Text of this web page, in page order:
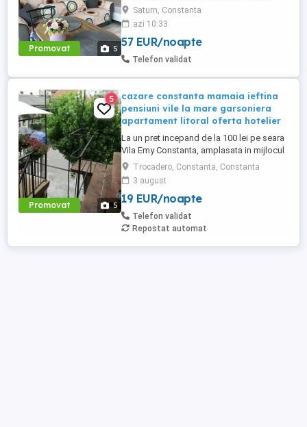
Promovat 5
utilată, ideală pentru până la 3 persoane.
Liberă în perioada 8-12 august! Nu rata
ocazia de a petrece câteva zile la mare!
Facilități: Pat matrimonial + canapea
extensibilă Balcon Situată la etajul 1, într-
Saturn, Constanta
azi 10:33
57 EUR/noapte
Telefon validat
Promovat 5
5
cazare constanta mamaia ieftina
pensiuni vile la mare garsoniera
apartament litoral oferta hotelier
La un pret incepand de la 100 lei pe seara
Vila Emy Constanta, amplasata in mijlocul
orasului Constanta la 5 minute cu masina
de plaja Mamaia si plajile Constantei,
langa bulevardul principal ce leaga gara
autogara de statiunea Mamaia pe strada
Merisor la numarul 43, zonă de unde aveti
deschidere către ...
Trocadero, Constanta, Constanta
3 august
19 EUR/noapte
Telefon validat
Repostat automat